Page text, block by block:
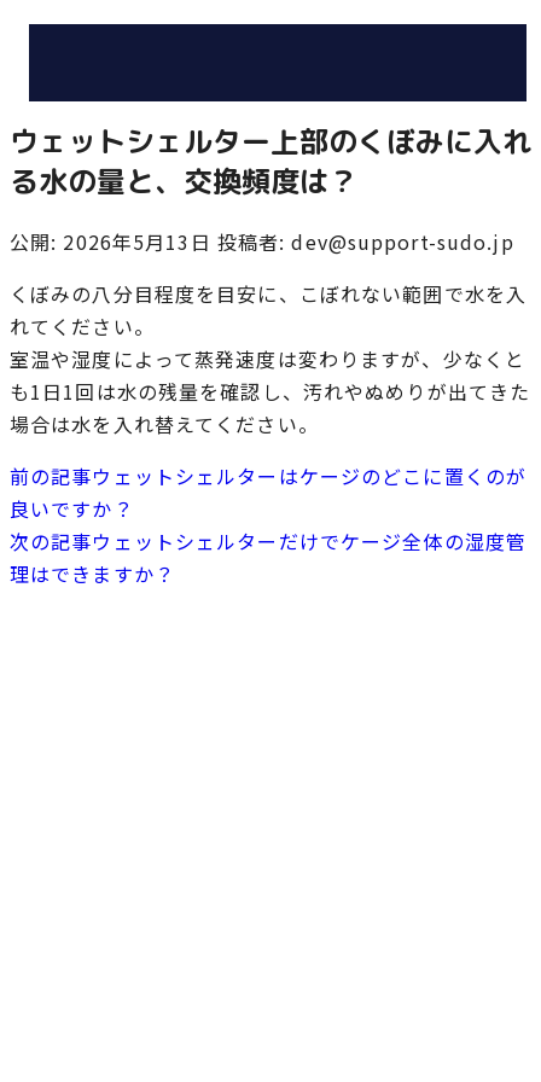
ウェットシェルター上部のくぼみに入れ
る水の量と、交換頻度は？
公開: 2026年5月13日 投稿者: dev@support-sudo.jp
くぼみの八分目程度を目安に、こぼれない範囲で水を入
れてください。
室温や湿度によって蒸発速度は変わりますが、少なくと
も1日1回は水の残量を確認し、汚れやぬめりが出てきた
場合は水を入れ替えてください。
前の記事ウェットシェルターはケージのどこに置くのが
良いですか？
次の記事ウェットシェルターだけでケージ全体の湿度管
理はできますか？